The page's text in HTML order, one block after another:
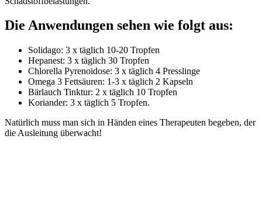
Die Anwendungen sehen wie folgt aus:
Solidago: 3 x täglich 10-20 Tropfen
Hepanest: 3 x täglich 30 Tropfen
Chlorella Pyrenoidose: 3 x täglich 4 Presslinge
Omega 3 Fettsäuren: 1-3 x täglich 2 Kapseln
Bärlauch Tinktur: 2 x täglich 10 Tropfen
Koriander: 3 x täglich 5 Tropfen.
Natürlich muss man sich in Händen eines Therapeuten begeben, der
die Ausleitung überwacht!